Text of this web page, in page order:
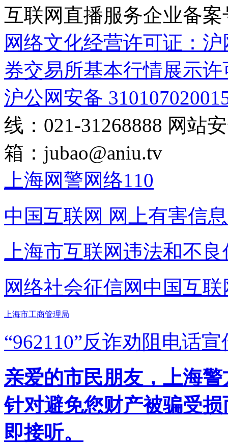
互联网直播服务企业备案
网络文化经营许可证：
券交易所基本行情展示许
沪公网安备
线：021-31268888 网站
箱： jubao@aniu.tv
上海网警网络110
中国互联网 网上有害信
上海市互联网违法和不
网络社会征信网 中国互
上海市工商管理局
“962110”反诈劝阻电话宣
亲爱的市民朋友，上海
针对避免您财产被骗受
即接听。